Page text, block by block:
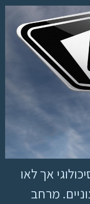
אך לאו
מרחב